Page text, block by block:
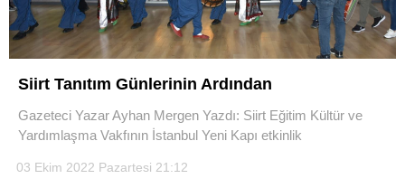
TILLO
GÜNDEM
NÖBETÇI ECZANELER
Siirt Tanıtım Günlerinin Ardından
Gazeteci Yazar Ayhan Mergen Yazdı: Siirt Eğitim Kültür ve
Yardımlaşma Vakfının İstanbul Yeni Kapı etkinlik
03 Ekim 2022 Pazartesi 21:12